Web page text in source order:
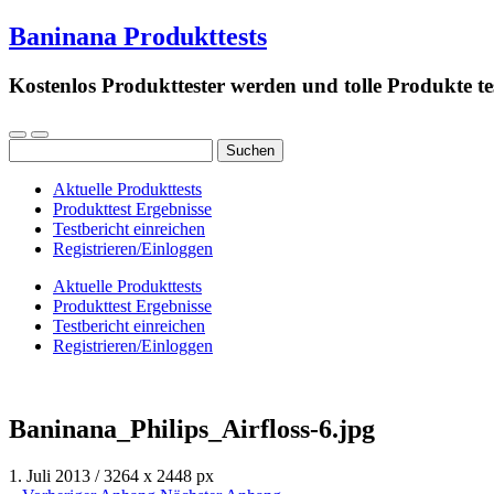
Baninana Produkttests
Kostenlos Produkttester werden und tolle Produkte
nach:
Aktuelle Produkttests
Produkttest Ergebnisse
Testbericht einreichen
Registrieren/Einloggen
Aktuelle Produkttests
Produkttest Ergebnisse
Testbericht einreichen
Registrieren/Einloggen
Baninana_Philips_Airfloss-6.jpg
1. Juli 2013 /3264 x 2448 px